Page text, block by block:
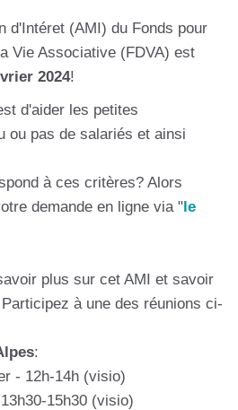
d'Intéret (AMI) du Fonds pour
Vie Associative (FDVA) est
2024!
d'aider les petites
ou pas de salariés et ainsi
à ces critères? Alors
demande en ligne via "le
plus sur cet AMI et savoir
à une des réunions ci-
:
- 12h-14h (visio)
15h30 (visio)